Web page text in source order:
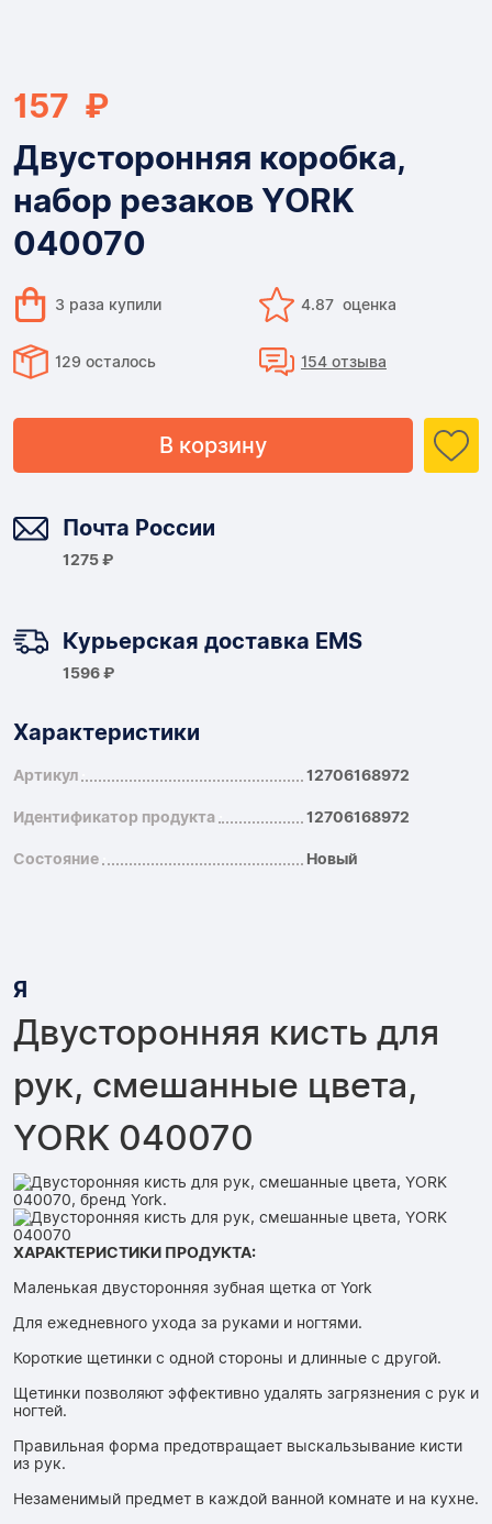
157 ₽
Двусторонняя коробка,
набор резаков YORK
040070
3 раза купили 4.87 оценка
129 осталось 154 отзыва
В корзину
Почта России
1275 ₽
Курьерская доставка EMS
1596 ₽
Характеристики
Артикул 12706168972
Идентификатор продукта 12706168972
Состояние Новый
Я
Двусторонняя кисть для
рук, смешанные цвета,
YORK 040070
ХАРАКТЕРИСТИКИ ПРОДУКТА:
Маленькая двусторонняя зубная щетка от York
Для ежедневного ухода за руками и ногтями.
Короткие щетинки с одной стороны и длинные с другой.
Щетинки позволяют эффективно удалять загрязнения с рук и
ногтей.
Правильная форма предотвращает выскальзывание кисти
из рук.
Незаменимый предмет в каждой ванной комнате и на кухне.